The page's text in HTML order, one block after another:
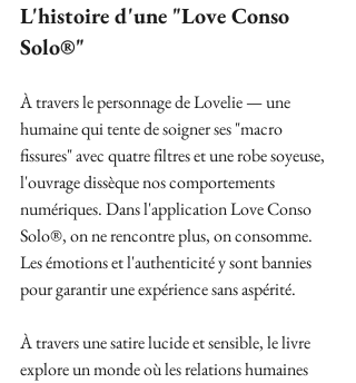
L'histoire d'une "Love Conso
Solo®"
À travers le personnage de Lovelie — une
humaine qui tente de soigner ses "macro
fissures" avec quatre filtres et une robe soyeuse,
l'ouvrage dissèque nos comportements
numériques. Dans l'application Love Conso
Solo®, on ne rencontre plus, on consomme.
Les émotions et l'authenticité y sont bannies
pour garantir une expérience sans aspérité.
À travers une satire lucide et sensible, le livre
explore un monde où les relations humaines